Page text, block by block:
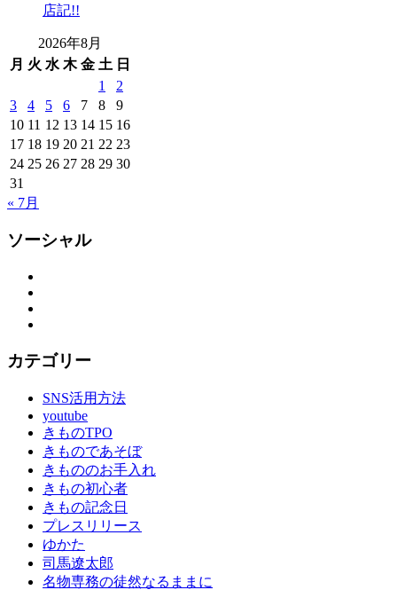
店記!!
2026年8月
月 火 水 木 金 土 日
1
2
3
4 5 6 7 8
9
10 11 12 13 14 15 16
17 18 19 20 21 22 23
24 25 26 27 28 29 30
31
« 7月
ソーシャル
カテゴリー
SNS活用方法
youtube
きものTPO
きものであそぼ
きもののお手入れ
きもの初心者
きもの記念日
プレスリリース
ゆかた
司馬遼太郎
名物専務の徒然なるままに